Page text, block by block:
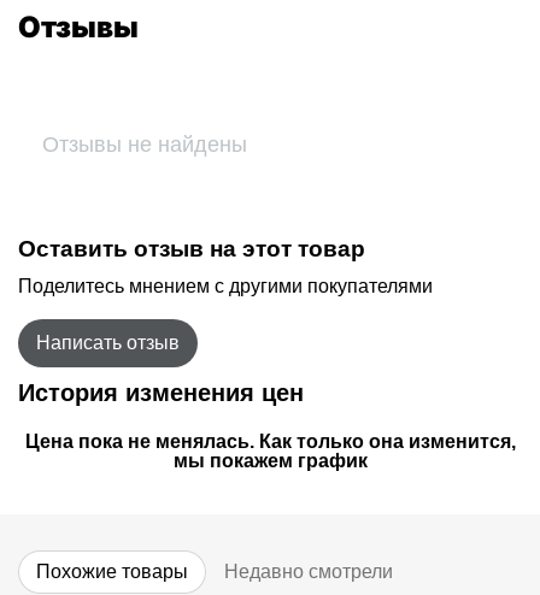
Отзывы
Отзывы не найдены
Оставить отзыв на этот товар
Поделитесь мнением с другими покупателями
Написать отзыв
История изменения цен
Цена пока не менялась. Как только она изменится,
мы покажем график
Похожие товары Недавно смотрели